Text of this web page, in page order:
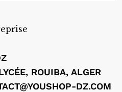
ROUIBA, ALGER
DZ.COM